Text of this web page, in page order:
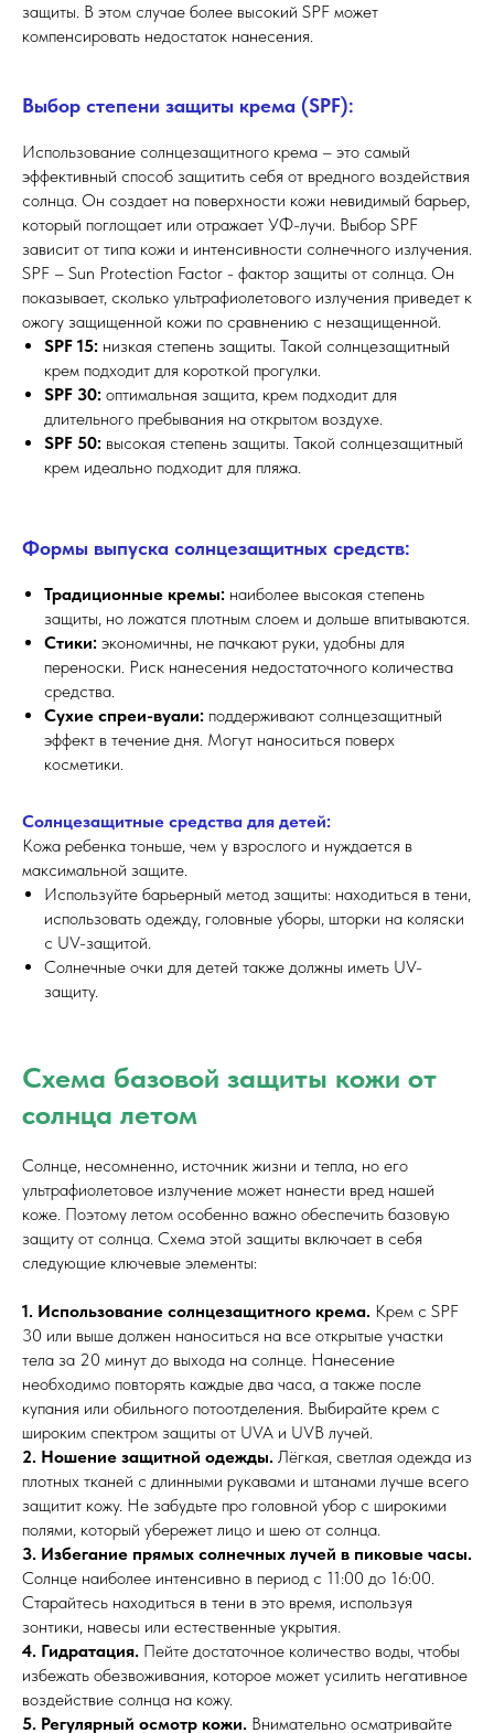
защиты. В этом случае более высокий SPF может
компенсировать недостаток нанесения.
Выбор степени защиты крема (SPF):
Использование солнцезащитного крема – это самый
эффективный способ защитить себя от вредного воздействия
солнца. Он создает на поверхности кожи невидимый барьер,
который поглощает или отражает УФ-лучи. Выбор SPF
зависит от типа кожи и интенсивности солнечного излучения.
SPF – Sun Protection Factor - фактор защиты от солнца. Он
показывает, сколько ультрафиолетового излучения приведет к
ожогу защищенной кожи по сравнению с незащищенной.
SPF 15: низкая степень защиты. Такой солнцезащитный
крем подходит для короткой прогулки.
SPF 30: оптимальная защита, крем подходит для
длительного пребывания на открытом воздухе.
SPF 50: высокая степень защиты. Такой солнцезащитный
крем идеально подходит для пляжа.
Формы выпуска солнцезащитных средств:
Традиционные кремы: наиболее высокая степень
защиты, но ложатся плотным слоем и дольше впитываются.
Стики: экономичны, не пачкают руки, удобны для
переноски. Риск нанесения недостаточного количества
средства.
Сухие спреи-вуали: поддерживают солнцезащитный
эффект в течение дня. Могут наноситься поверх
косметики.
Солнцезащитные средства для детей:
Кожа ребенка тоньше, чем у взрослого и нуждается в
максимальной защите.
Используйте барьерный метод защиты: находиться в тени,
использовать одежду, головные уборы, шторки на коляски
с UV-защитой.
Солнечные очки для детей также должны иметь UV-
защиту.
Схема базовой защиты кожи от
солнца летом
Солнце, несомненно, источник жизни и тепла, но его
ультрафиолетовое излучение может нанести вред нашей
коже. Поэтому летом особенно важно обеспечить базовую
защиту от солнца. Схема этой защиты включает в себя
следующие ключевые элементы:
1. Использование солнцезащитного крема. Крем с SPF
30 или выше должен наноситься на все открытые участки
тела за 20 минут до выхода на солнце. Нанесение
необходимо повторять каждые два часа, а также после
купания или обильного потоотделения. Выбирайте крем с
широким спектром защиты от UVA и UVB лучей.
2. Ношение защитной одежды. Лёгкая, светлая одежда из
плотных тканей с длинными рукавами и штанами лучше всего
защитит кожу. Не забудьте про головной убор с широкими
полями, который убережет лицо и шею от солнца.
3. Избегание прямых солнечных лучей в пиковые часы.
Солнце наиболее интенсивно в период с 11:00 до 16:00.
Старайтесь находиться в тени в это время, используя
зонтики, навесы или естественные укрытия.
4. Гидратация. Пейте достаточное количество воды, чтобы
избежать обезвоживания, которое может усилить негативное
воздействие солнца на кожу.
5. Регулярный осмотр кожи. Внимательно осматривайте